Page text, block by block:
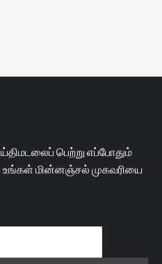
பெற்று எப்போதும்
மின்னஞ்சல் முகவரியை